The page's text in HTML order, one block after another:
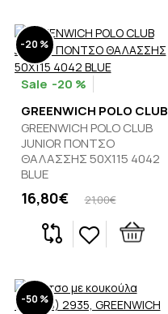
-20 %
-20 %
GREENWICH POLO CLUB
GREENWICH POLO CLUB
JUNIOR ΠΟΝΤΣΟ
ΘΑΛΑΣΣΗΣ 50Χ115 4042
BLUE
21,00€
16,80€
-50 %